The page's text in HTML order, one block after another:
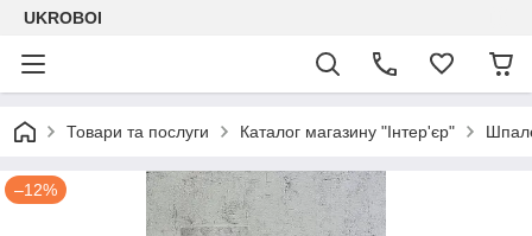
UKROBOI
Товари та послуги Каталог магазину "Інтер'єр"
–12%